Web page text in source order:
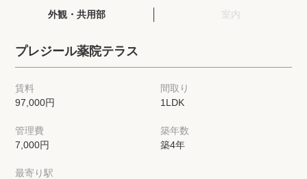
保存した検索条件
店舗・スタッフ紹介
希望条件を伝えてプロに探してもらう
来店予約
各種お問い合わせ
外観・共用部 室内
プレジール薬院テラス
賃料
97,000円
間取り
1LDK
管理費
7,000円
築年数
築4年
最寄り駅